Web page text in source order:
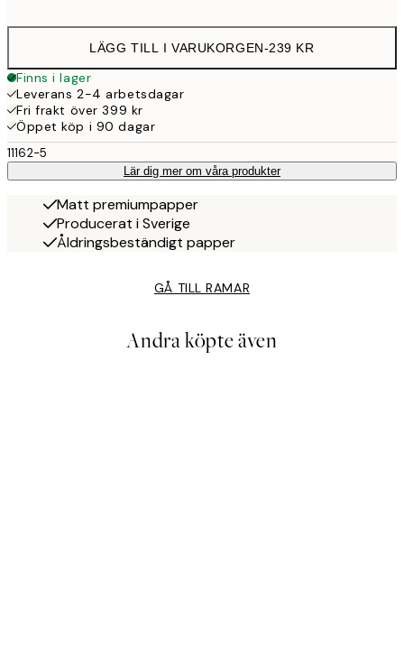
LÄGG TILL I VARUKORGEN-239 KR
Finns i lager
Leverans 2-4 arbetsdagar
Fri frakt över 399 kr
Öppet köp i 90 dagar
11162-5
Lär dig mer om våra produkter
Matt premiumpapper
Producerat i Sverige
Åldringsbeständigt papper
GÅ TILL RAMAR
Andra köpte även